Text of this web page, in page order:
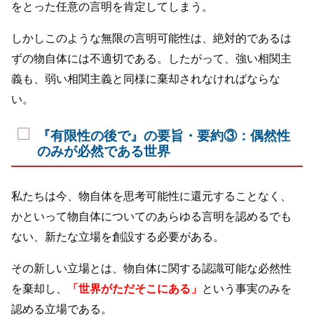
をとった任意の言明を肯定してしまう。
しかしこのような無限の言明可能性は、絶対的であるは
ずの物自体には不適切である。したがって、強い相関主
義も、弱い相関主義と同様に棄却されなければならな
い。
『有限性の後で』の要旨・要約③：偶然性
のみが必然である世界
私たちは今、物自体を思考可能性に還元することなく、
かといって物自体についてのあらゆる言明を認めるでも
ない、新たな立場を創設する必要がある。
その新しい立場とは、物自体に関する認識可能な必然性
を棄却し、
「世界がただそこにある」 という事実のみを
認める立場である。